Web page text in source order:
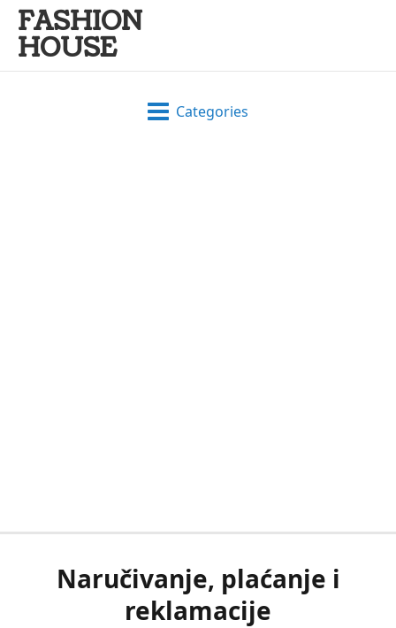
FASHION
HOUSE
Categories
Naručivanje, plaćanje i
reklamacije